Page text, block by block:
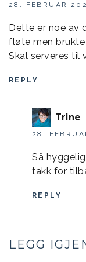
28. FEBRUAR
Dette er noe av
fløte men
Skal serveres til
REPLY
Trine
28.
Så
takk for
REPLY
LEGG